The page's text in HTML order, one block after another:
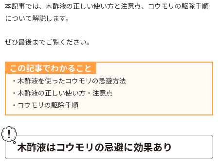
本記事では、木酢液の正しい使い方と注意点、コウモリの駆除手順
について解説します。
ぜひ最後までご覧ください。
この記事でわかること
・木酢液を使ったコウモリの忌避方法
・木酢液の正しい使い方・注意点
・コウモリの駆除手順
木酢液はコウモリの忌避に効果あり